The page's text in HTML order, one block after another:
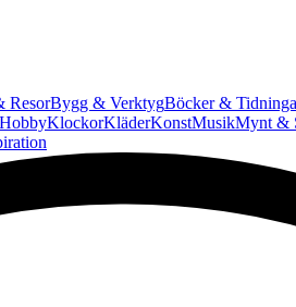
ResorBygg & VerktygBöcker &
HobbyKlockorKläderKonstMusikMynt &